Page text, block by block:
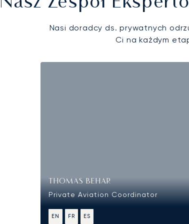
Nasi doradcy ds. prywatnych
Ci na każdym
THOMAS BEHAR
Private Aviation Coordinator
EN FR ES